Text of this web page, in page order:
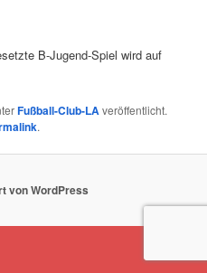
B-Jugend-Spiel wird auf
Fußball-Club-LAveröffentlicht.
.
von WordPress